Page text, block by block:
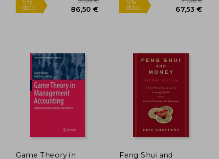
5%
Rápido
5%
Game Theory in
Feng Shui and